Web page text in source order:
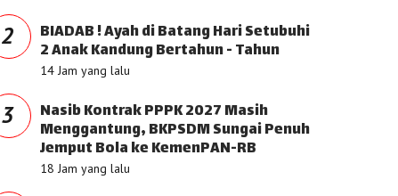
2 BIADAB ! Ayah di Batang Hari Setubuhi
2 Anak Kandung Bertahun - Tahun
14 Jam yang lalu
3 Nasib Kontrak PPPK 2027 Masih
Menggantung, BKPSDM Sungai Penuh
Jemput Bola ke KemenPAN-RB
18 Jam yang lalu